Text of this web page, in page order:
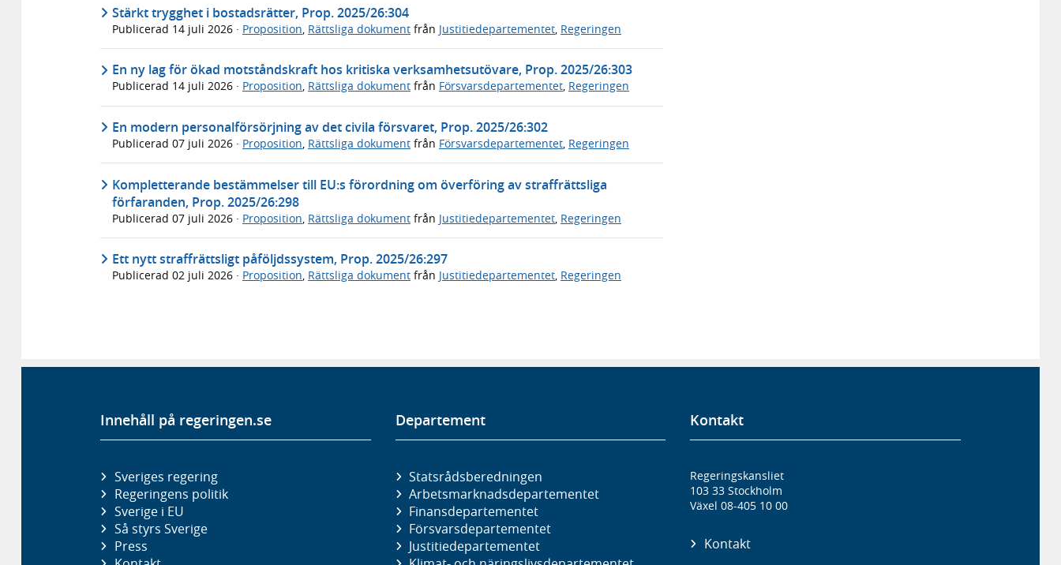
Stärkt trygghet i bostadsrätter, Prop. 2025/26:304
Publicerad 14 juli 2026 · Proposition Rättsliga dokument från Justitiedepartementet Regeringen
En ny lag för ökad motståndskraft hos kritiska verksamhetsutövare, Prop. 2025/26:303
Publicerad 14 juli 2026 · Proposition, Rättsliga dokument från Försvarsdepartementet, Regeringen
En modern personalförsörjning av det civila försvaret, Prop. 2025/26:302
Publicerad 07 juli 2026 · Proposition, Rättsliga dokument från Försvarsdepartementet, Regeringen
Kompletterande bestämmelser till EU:s förordning om överföring av straffrättsliga
förfaranden, Prop. 2025/26:298
Publicerad 07 juli 2026 · Proposition Rättsliga dokument från Justitiedepartementet Regeringen
Ett nytt straffrättsligt påföljdssystem, Prop. 2025/26:297
Publicerad 02 juli 2026 · Proposition, Rättsliga dokument från Justitiedepartementet, Regeringen
Innehåll på regeringen.se
Sveriges regering
Regeringens politik
Sverige i EU
Så styrs Sverige
Press
Departement
Statsrådsberedningen
Arbetsmarknads­departementet
Finans­departementet
Försvars­departementet
Justitie­departementet
Kontakt
Regeringskansliet
103 33 Stockholm
Växel 08-405 10 00
Kontakt